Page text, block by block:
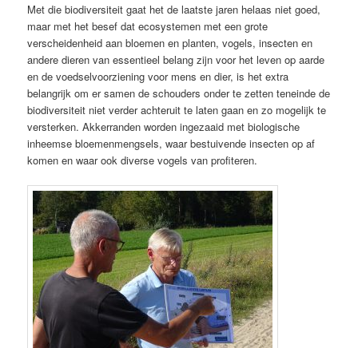
Met die biodiversiteit gaat het de laatste jaren helaas niet goed,
maar met het besef dat ecosystemen met een grote
verscheidenheid aan bloemen en planten, vogels, insecten en
andere dieren van essentieel belang zijn voor het leven op aarde
en de voedselvoorziening voor mens en dier, is het extra
belangrijk om er samen de schouders onder te zetten teneinde de
biodiversiteit niet verder achteruit te laten gaan en zo mogelijk te
versterken. Akkerranden worden ingezaaid met biologische
inheemse bloemenmengsels, waar bestuivende insecten op af
komen en waar ook diverse vogels van profiteren.